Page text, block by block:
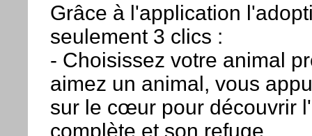
Grâce à l'application
seulement 3 clics :
- Choisissez votre animal
aimez un animal, vous
sur le cœur pour découvrir
complète et son refuge